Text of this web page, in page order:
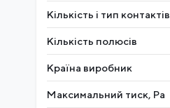
Кількість і тип контактів
Кількість полюсів
Країна виробник
Максимальний тиск, Ра